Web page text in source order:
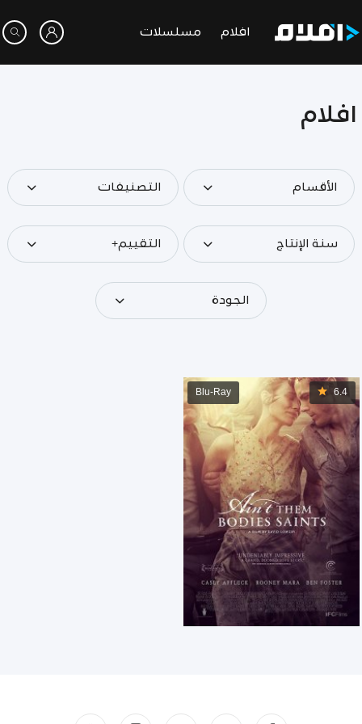
افلام مسلسلات
افلام
الأقسام التصنيفات
سنة الإنتاج التقييم+
الجودة
6.4
Blu-Ray